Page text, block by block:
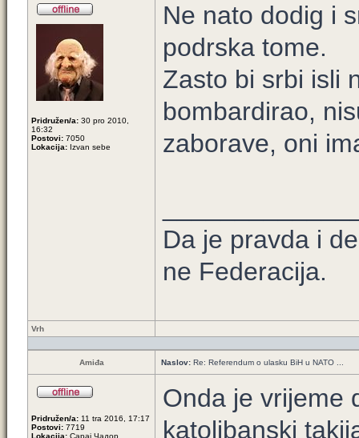
Pridružen/a: 30 pro 2010,
16:32
Postovi: 7050
Lokacija: Izvan sebe
Ne nato dodig i
podrska tome.
Zasto bi srbi isli
bombardirao,
zaborave, oni
Da je pravda i
ne Federacija.
Vrh
Amiđa Naslov: Re: Referendum o ulasku BiH u NATO ...
Pridružen/a: 11 tra 2016, 17:17
Postovi: 7719
Lokacija: Сарај Чадор
Onda je vrijeme
katolibanski